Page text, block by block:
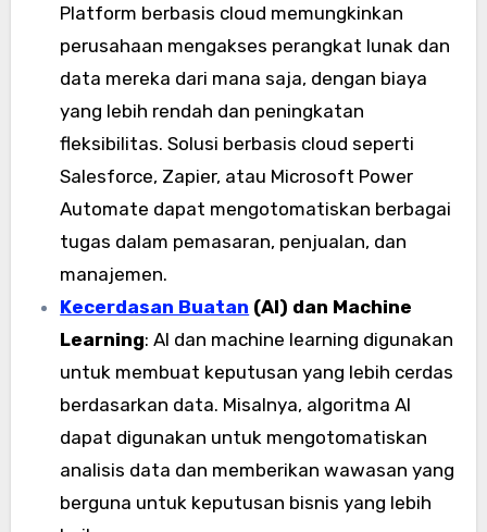
Platform berbasis cloud memungkinkan
perusahaan mengakses perangkat lunak dan
data mereka dari mana saja, dengan biaya
yang lebih rendah dan peningkatan
fleksibilitas. Solusi berbasis cloud seperti
Salesforce, Zapier, atau Microsoft Power
Automate dapat mengotomatiskan berbagai
tugas dalam pemasaran, penjualan, dan
manajemen.
Kecerdasan Buatan (AI) dan Machine
Learning: AI dan machine learning digunakan
untuk membuat keputusan yang lebih cerdas
berdasarkan data. Misalnya, algoritma AI
dapat digunakan untuk mengotomatiskan
analisis data dan memberikan wawasan yang
berguna untuk keputusan bisnis yang lebih